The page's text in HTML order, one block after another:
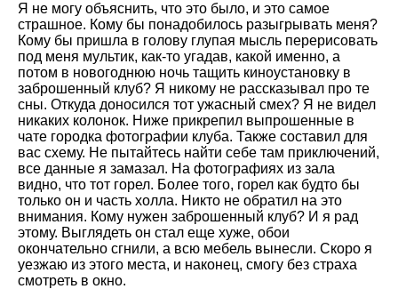
Я не могу объяснить, что это было, и это самое
страшное. Кому бы понадобилось разыгрывать меня?
Кому бы пришла в голову глупая мысль перерисовать
под меня мультик, как-то угадав, какой именно, а
потом в новогоднюю ночь тащить киноустановку в
заброшенный клуб? Я никому не рассказывал про те
сны. Откуда доносился тот ужасный смех? Я не видел
никаких колонок. Ниже прикрепил выпрошенные в
чате городка фотографии клуба. Также составил для
вас схему. Не пытайтесь найти себе там приключений,
все данные я замазал. На фотографиях из зала
видно, что тот горел. Более того, горел как будто бы
только он и часть холла. Никто не обратил на это
внимания. Кому нужен заброшенный клуб? И я рад
этому. Выглядеть он стал еще хуже, обои
окончательно сгнили, а всю мебель вынесли. Скоро я
уезжаю из этого места, и наконец, смогу без страха
смотреть в окно.